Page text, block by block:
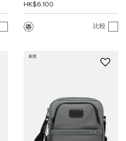
HK$6,100
比較
新貨